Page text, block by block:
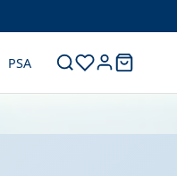
PSA